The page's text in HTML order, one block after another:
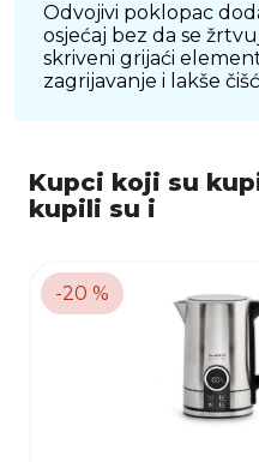
Odvojivi poklopac
osjećaj bez da se
skriveni grijaći
zagrijavanje i lakše
Kupci koji su
kupili su i
-20 %